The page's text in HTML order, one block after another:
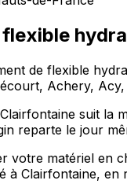
de flexible
Achery,
suit la
reparte le jour
votre matériel en
à Clairfontaine,